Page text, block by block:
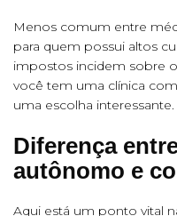
Menos comum entre
para quem possui altos
impostos incidem sobre
você tem uma clínica
uma escolha interessante.
Diferença
autônomo e
Aqui está um ponto vital